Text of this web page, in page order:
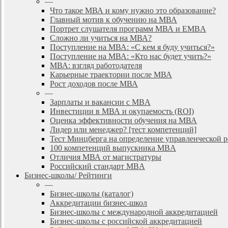
Что такое МВА и кому нужно это образование?
Главный мотив к обучению на МВА
Портрет слушателя программ МВА и EMBA
Сложно ли учиться на МВА?
Поступление на МВА: «С кем я буду учиться?»
Поступление на МВА: «Кто нас будет учить?»
МВА: взгляд работодателя
Карьерные траектории после МВА
Рост доходов после МВА
—
Зарплаты и вакансии с MBA
Инвестиции в МВА и окупаемость (ROI)
Оценка эффективности обучения на МВА
Лидер или менеджер? [тест компетенций]
Тест Минцберга на определение управленческой
100 компетенций выпускника MBA
Отличия МВА от магистратуры
Российский стандарт MBA
Бизнес-школы/ Рейтинги
—
Бизнес-школы (каталог)
Аккредитации бизнес-школ
Бизнес-школы с международной аккредитацией
Бизнес-школы с российской аккредитацией